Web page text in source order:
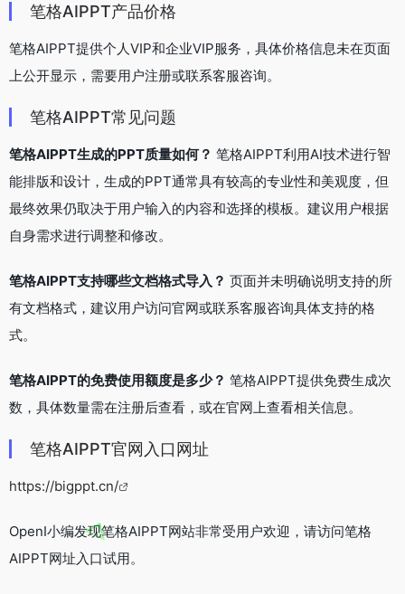
笔格AIPPT产品价格
笔格AIPPT提供个人VIP和企业VIP服务，具体价格信息未在页面
上公开显示，需要用户注册或联系客服咨询。
笔格AIPPT常见问题
笔格AIPPT生成的PPT质量如何？ 笔格AIPPT利用AI技术进行智
能排版和设计，生成的PPT通常具有较高的专业性和美观度，但
最终效果仍取决于用户输入的内容和选择的模板。建议用户根据
自身需求进行调整和修改。
笔格AIPPT支持哪些文档格式导入？ 页面并未明确说明支持的所
有文档格式，建议用户访问官网或联系客服咨询具体支持的格
式。
笔格AIPPT的免费使用额度是多少？ 笔格AIPPT提供免费生成次
数，具体数量需在注册后查看，或在官网上查看相关信息。
笔格AIPPT官网入口网址
https://bigppt.cn/
OpenI小编发现笔格AIPPT网站非常受用户欢迎，请访问笔格
AIPPT网址入口试用。